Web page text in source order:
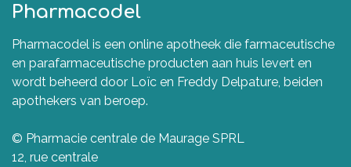
Pharmacodel
Pharmacodel is een online apotheek die farmaceutische
en parafarmaceutische producten aan huis levert en
wordt beheerd door Loïc en Freddy Delpature, beiden
apothekers van beroep.
© Pharmacie centrale de Maurage SPRL
12, rue centrale